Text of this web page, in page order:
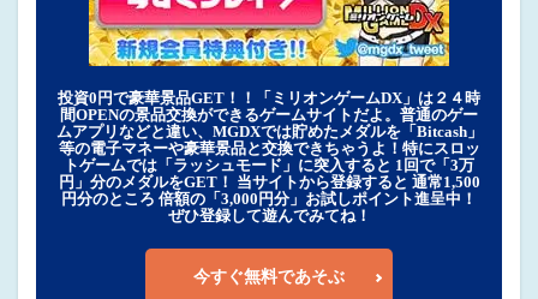
投資0円で豪華景品GET！！「ミリオンゲームDX」は２４時
間OPENの景品交換ができるゲームサイトだよ。普通のゲー
ムアプリなどと違い、MGDXでは貯めたメダルを「Bitcash」
等の電子マネーや豪華景品と交換できちゃうよ！特にスロッ
トゲームでは「ラッシュモード」に突入すると 1回で「3万
円」分のメダルをGET！ 当サイトから登録すると 通常1,500
円分のところ 倍額の「3,000円分」お試しポイント進呈中！
ぜひ登録して遊んでみてね！
今すぐ無料であそぶ